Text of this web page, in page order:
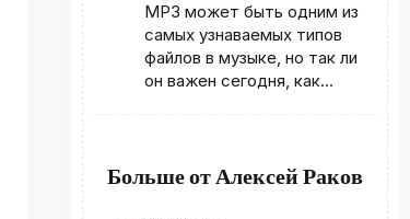
MP3 может быть одним из
самых узнаваемых типов
файлов в музыке, но так ли
он важен сегодня, как...
Больше от Алексей Раков